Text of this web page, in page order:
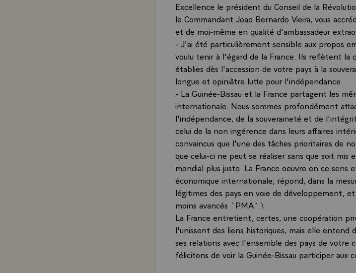
Excellence le président du Conseil de la
le Commandant Joao Bernardo Vieira, vous
et de moi-même en qualité d'ambassadeur
- J'ai été particulièrement sensible aux propos
voulu tenir à l'égard de la France. Ils reflètent la
établies dès l'accession de votre pays à la
longue et opiniâtre lutte pour l'indépendance.
- La Guinée-Bissau et la France partagent les
internationale. Nous sommes profondément
l'indépendance, de la souveraineté et de
celui de la non ingérence dans leurs affaires
convaincus que l'une des tâches prioritaires de
que celui-ci ne peut se réaliser sans que soit mis
mondial plus juste. La France oeuvre en ce sens
économique internationale, répond, dans la
légitimes des pays en voie de développement,
moins avancés `PMA`.\
La France entretient, certes, une coopération
l'unissent des liens historiques, mais elle entend
ses relations avec l'ensemble des pays de votre
félicitons de voir la Guinée-Bissau participer aux